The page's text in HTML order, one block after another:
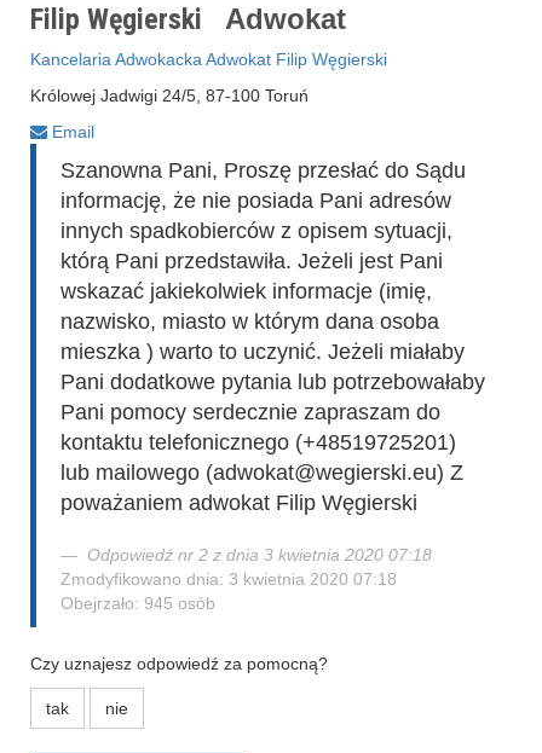
Filip Węgierski Adwokat
Kancelaria Adwokacka Adwokat Filip Węgierski
Królowej Jadwigi 24/5, 87-100 Toruń
Email
Szanowna Pani, Proszę przesłać do Sądu
informację, że nie posiada Pani adresów
innych spadkobierców z opisem sytuacji,
którą Pani przedstawiła. Jeżeli jest Pani
wskazać jakiekolwiek informacje (imię,
nazwisko, miasto w którym dana osoba
mieszka ) warto to uczynić. Jeżeli miałaby
Pani dodatkowe pytania lub potrzebowałaby
Pani pomocy serdecznie zapraszam do
kontaktu telefonicznego (+48519725201)
lub mailowego (adwokat@wegierski.eu) Z
poważaniem adwokat Filip Węgierski
Odpowiedź nr 2 z dnia 3 kwietnia 2020 07:18
Zmodyfikowano dnia: 3 kwietnia 2020 07:18
Obejrzało: 945 osób
Czy uznajesz odpowiedź za pomocną?
tak nie